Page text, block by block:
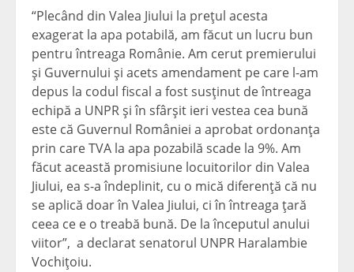
“Plecând din Valea Jiului la preţul acesta
exagerat la apa potabilă, am făcut un lucru bun
pentru întreaga Românie. Am cerut premierului
şi Guvernului şi acets amendament pe care l-am
depus la codul fiscal a fost susţinut de întreaga
echipă a UNPR şi în sfârşit ieri vestea cea bună
este că Guvernul României a aprobat ordonanţa
prin care TVA la apa pozabilă scade la 9%. Am
făcut această promisiune locuitorilor din Valea
Jiului, ea s-a îndeplinit, cu o mică diferenţă că nu
se aplică doar în Valea Jiului, ci în întreaga ţară
ceea ce e o treabă bună. De la începutul anului
viitor”, a declarat senatorul UNPR Haralambie
Vochiţoiu.